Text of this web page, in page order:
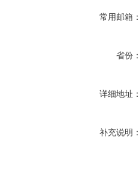
常用邮箱
省份
详细地址
补充说明